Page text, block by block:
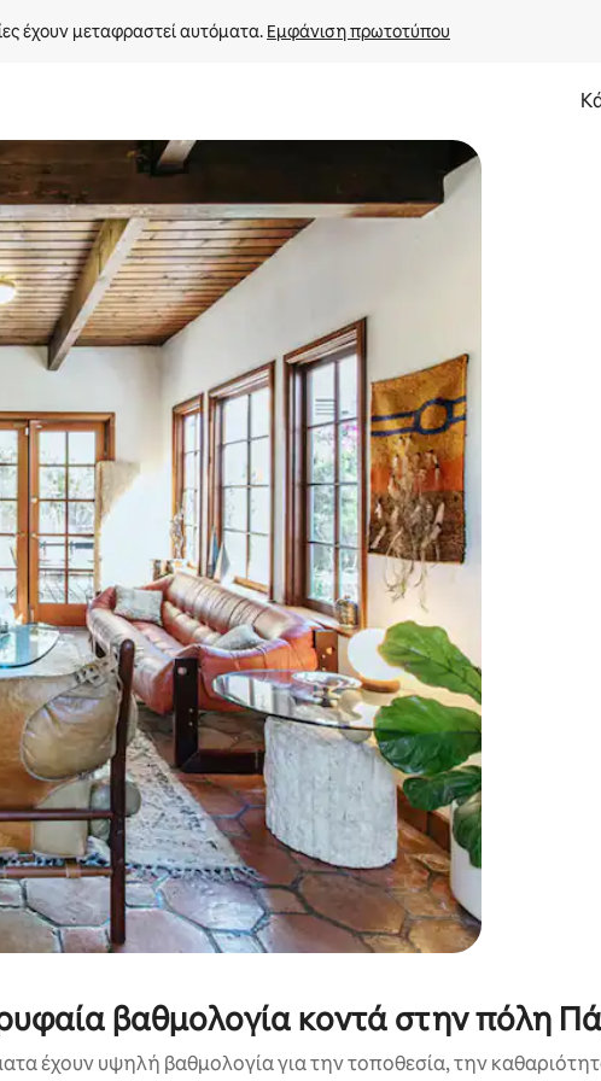
έχουν μεταφραστεί αυτόματα. Εμφάνιση πρωτοτύπου
σελίδα με τα κουμπιά πάνω και κάτω βέλους, να την εξερευνήσετε με
βαθμολογία κοντά στην πόλη
έχουν υψηλή βαθμολογία για την τοποθεσία, την